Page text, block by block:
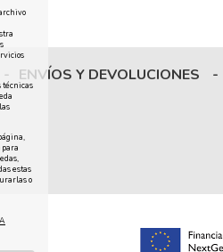
- ENVÍOS Y DEVOLUCIONES -
técnicas
estas
o